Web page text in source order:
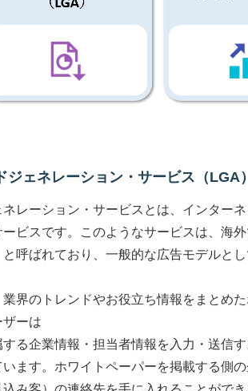
ェネレーション・サービス（LGA）
ネレーション・サービスとは、インター
ビスです。このようなサービスは、海
と呼ばれており、一般的な広告モデルと
業界のトレンドやお役立ち情報をまとめ
ーは
する企業情報・担当者情報を入力・送信
います。ホワイトペーパーを掲載する側